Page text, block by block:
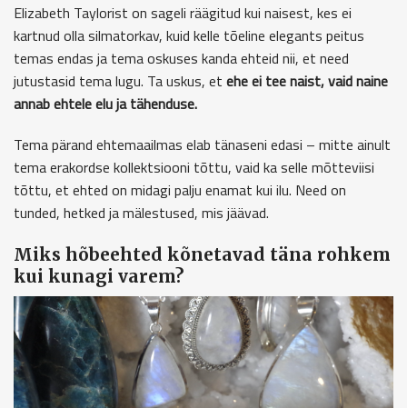
Elizabeth Taylorist on sageli räägitud kui naisest, kes ei
kartnud olla silmatorkav, kuid kelle tõeline elegants peitus
temas endas ja tema oskuses kanda ehteid nii, et need
jutustasid tema lugu. Ta uskus, et ehe ei tee naist, vaid naine
annab ehtele elu ja tähenduse.
Tema pärand ehtemaailmas elab tänaseni edasi – mitte ainult
tema erakordse kollektsiooni tõttu, vaid ka selle mõtteviisi
tõttu, et ehted on midagi palju enamat kui ilu. Need on
tunded, hetked ja mälestused, mis jäävad.
Miks hõbeehted kõnetavad täna rohkem
kui kunagi varem?